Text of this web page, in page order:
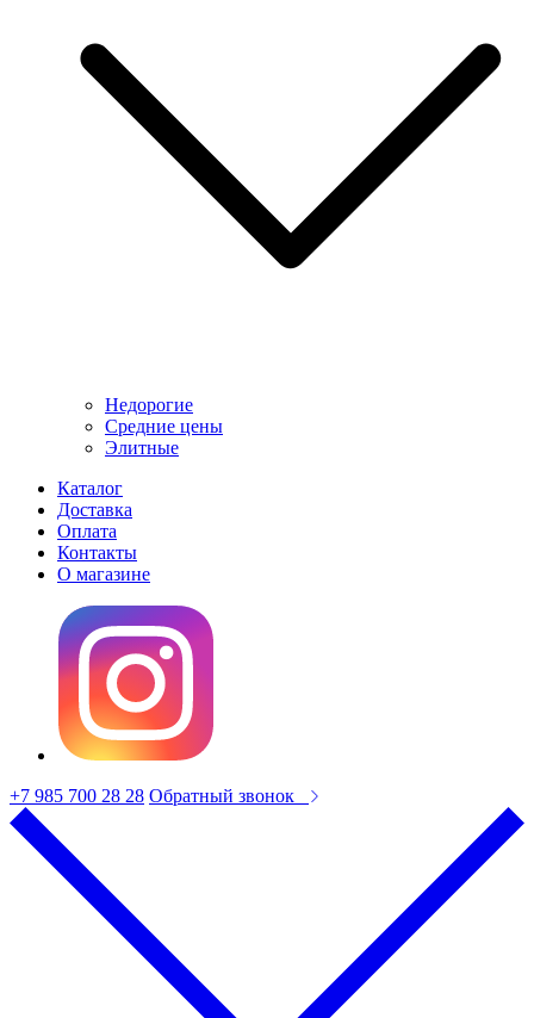
Недорогие
Средние цены
Элитные
Каталог
Доставка
Оплата
Контакты
О магазине
+7 985 700 28 28 Обратный звонок